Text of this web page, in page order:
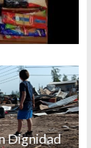
Dignidad